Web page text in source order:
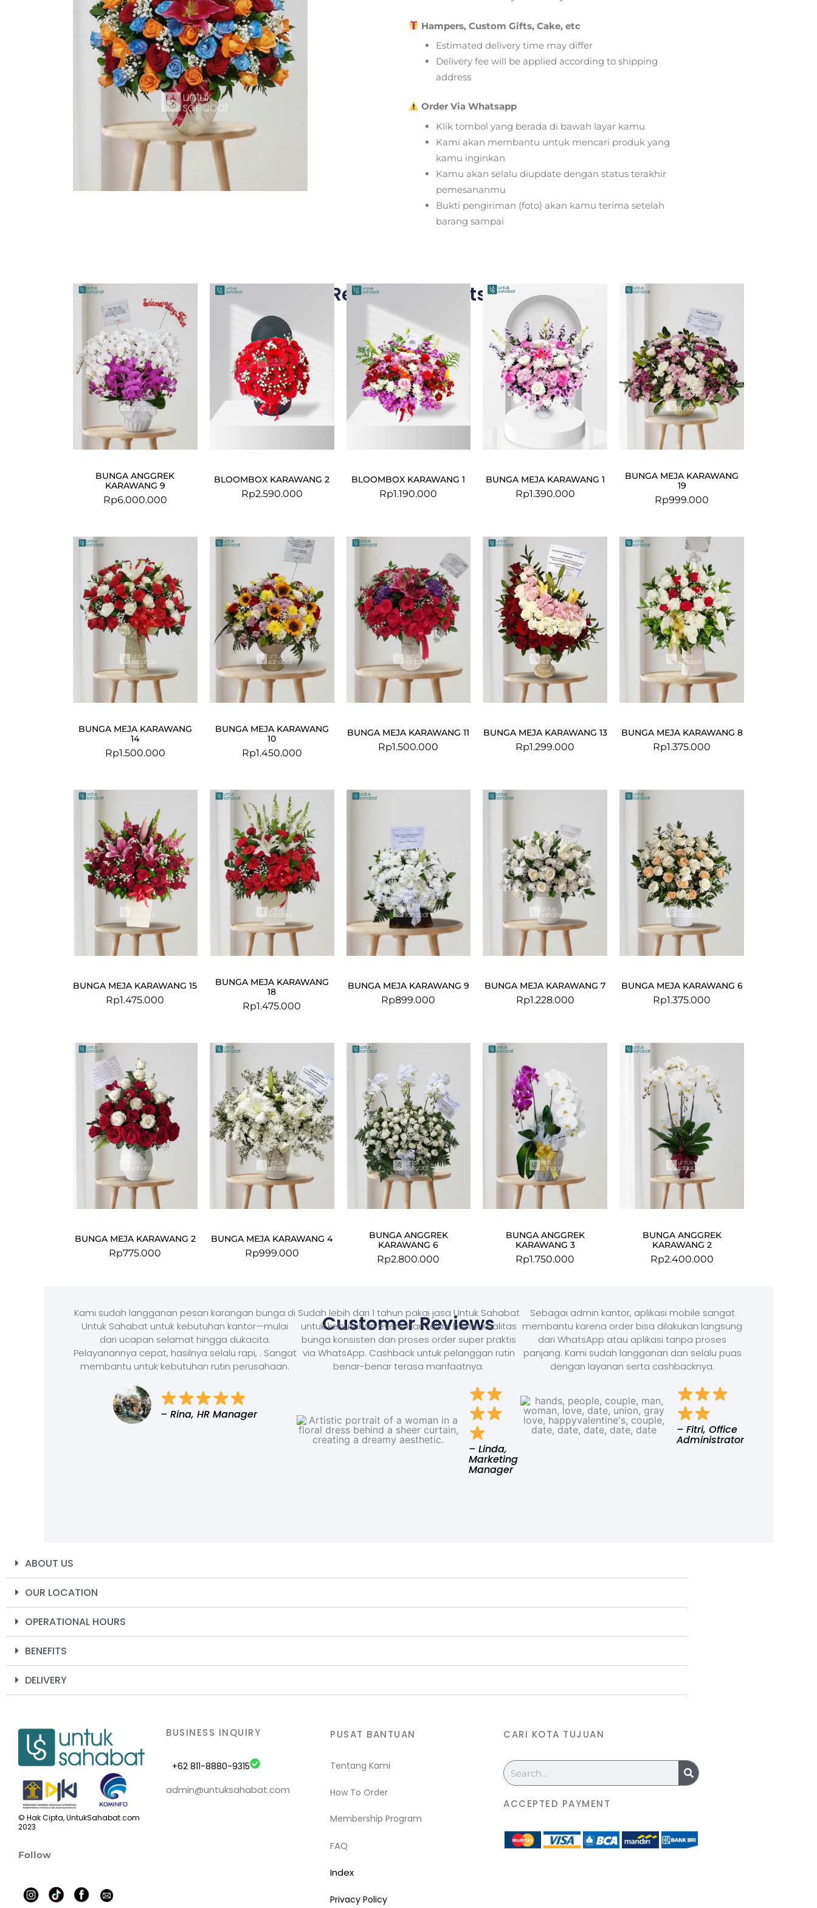
Hampers, Custom Gifts, Cake, etc
Estimated delivery time may differ
Delivery fee will be applied according to shipping
address
Order Via Whatsapp
Klik tombol yang berada di bawah layar kamu
Kami akan membantu untuk mencari produk yang
kamu inginkan
Kamu akan selalu diupdate dengan status terakhir
pemesananmu
Bukti pengiriman (foto) akan kamu terima setelah
barang sampai
Related Products
BUNGA ANGGREK
KARAWANG 9
Rp6.000.000
BLOOMBOX KARAWANG 2
Rp2.590.000
BLOOMBOX KARAWANG 1
Rp1.190.000
BUNGA MEJA KARAWANG 1
Rp1.390.000
BUNGA MEJA KARAWANG
19
Rp999.000
BUNGA MEJA KARAWANG
14
Rp1.500.000
BUNGA MEJA KARAWANG
10
Rp1.450.000
BUNGA MEJA KARAWANG 11
Rp1.500.000
BUNGA MEJA KARAWANG 13
Rp1.299.000
BUNGA MEJA KARAWANG 8
Rp1.375.000
BUNGA MEJA KARAWANG 15
Rp1.475.000
BUNGA MEJA KARAWANG
18
Rp1.475.000
BUNGA MEJA KARAWANG 9
Rp899.000
BUNGA MEJA KARAWANG 7
Rp1.228.000
BUNGA MEJA KARAWANG 6
Rp1.375.000
BUNGA MEJA KARAWANG 2
Rp775.000
BUNGA MEJA KARAWANG 4
Rp999.000
BUNGA ANGGREK
KARAWANG 6
Rp2.800.000
BUNGA ANGGREK
KARAWANG 3
Rp1.750.000
BUNGA ANGGREK
KARAWANG 2
Rp2.400.000
Customer Reviews
Kami sudah langganan pesan karangan bunga di
Untuk Sahabat untuk kebutuhan kantor—mulai
dari ucapan selamat hingga dukacita.
Pelayanannya cepat, hasilnya selalu rapi, . Sangat
membantu untuk kebutuhan rutin perusahaan.
– Rina, HR Manager
Sudah lebih dari 1 tahun pakai jasa Untuk Sahabat
untuk kebutuhan event dan relasi bisnis. Kualitas
bunga konsisten dan proses order super praktis
via WhatsApp. Cashback untuk pelanggan rutin
benar-benar terasa manfaatnya.
– Linda,
Marketing
Manager
Sebagai admin kantor, aplikasi mobile sangat
membantu karena order bisa dilakukan langsung
dari WhatsApp atau aplikasi tanpa proses
panjang. Kami sudah langganan dan selalu puas
dengan layanan serta cashbacknya.
– Fitri, Office
Administrator
ABOUT US
OUR LOCATION
OPERATIONAL HOURS
BENEFITS
DELIVERY
© Hak Cipta, UntukSahabat.com
2023
Follow
BUSINESS INQUIRY
+62 811-8880-9315
admin@untuksahabat.com
PUSAT BANTUAN
Tentang Kami
How To Order
Membership Program
FAQ
Index
Privacy Policy
CARI KOTA TUJUAN
Search
ACCEPTED PAYMENT